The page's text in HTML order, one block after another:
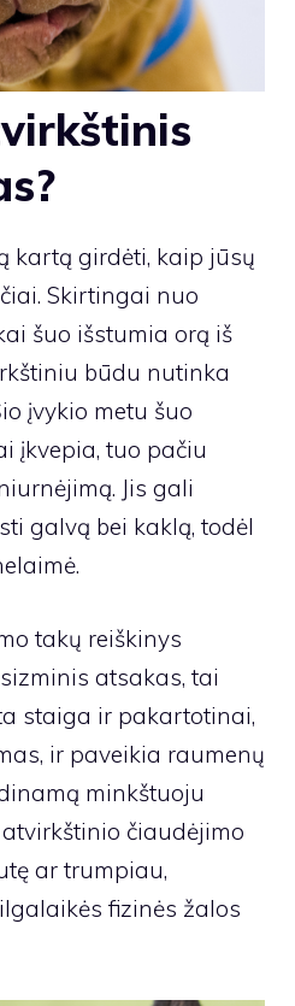
kartą girdėti, kaip jūsų
Skirtingai nuo
šuo išstumia orą iš
būdu nutinka
įvykio metu šuo
įkvepia, tuo pačiu
Jis gali
galvą bei kaklą, todėl
takų reiškinys
atsakas, tai
staiga ir pakartotinai,
ir paveikia raumenų
minkštuoju
čiaudėjimo
ar trumpiau,
fizinės žalos